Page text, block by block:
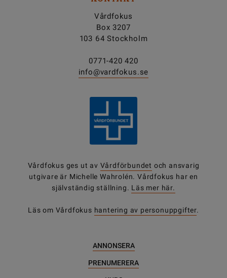
Vårdfokus
Box 3207
103 64 Stockholm
0771-420 420
info@vardfokus.se
Vårdfokus ges ut av Vårdförbundet och ansvarig
utgivare är Michelle Wahrolén. Vårdfokus har en
självständig ställning. Läs mer här.
Läs om Vårdfokus hantering av personuppgifter.
ANNONSERA
PRENUMERERA